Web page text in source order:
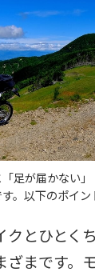
足が届かない
。以下のポイ
クとひとく
ざまです。